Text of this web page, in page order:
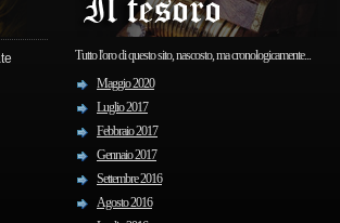
Tutto l'oro di questo sito, nascosto, ma cronologicamente...
Maggio 2020
Luglio 2017
Febbraio 2017
Gennaio 2017
Settembre 2016
Agosto 2016